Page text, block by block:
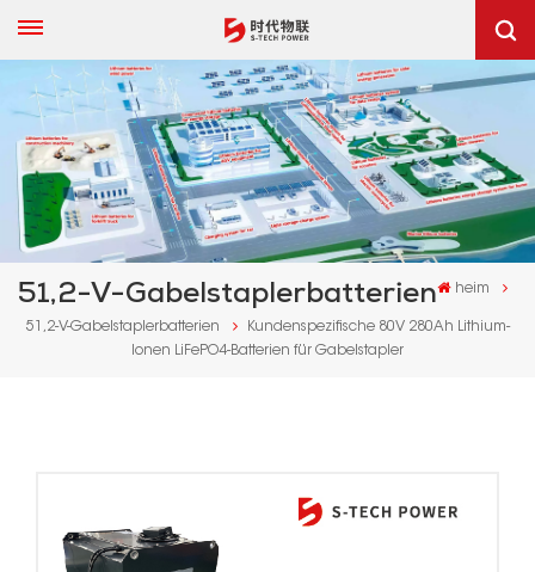
51,2-V-Gabelstaplerbatterien heim
51,2-V-Gabelstaplerbatterien
Kundenspezifische 80V 280Ah Lithium-
Ionen LiFePO4-Batterien für Gabelstapler